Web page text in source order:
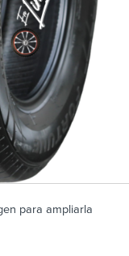
para ampliarla